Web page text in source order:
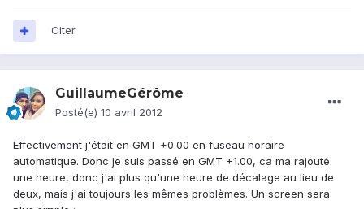
Citer
GuillaumeGérôme
Posté(e) 10 avril 2012
Effectivement j'était en GMT +0.00 en fuseau horaire
automatique. Donc je suis passé en GMT +1.00, ca ma rajouté
une heure, donc j'ai plus qu'une heure de décalage au lieu de
deux, mais j'ai toujours les mêmes problèmes. Un screen sera